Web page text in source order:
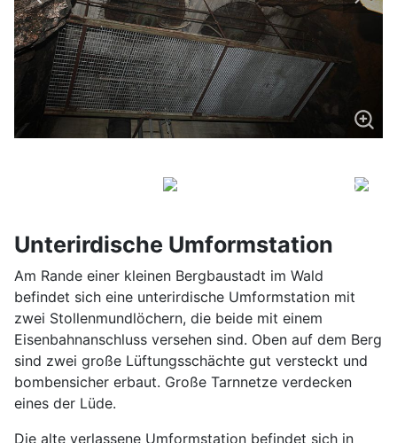
Unterirdische Umformstation
Am Rande einer kleinen Bergbaustadt im Wald
befindet sich eine unterirdische Umformstation mit
zwei Stollenmundlöchern, die beide mit einem
Eisenbahnanschluss versehen sind. Oben auf dem Berg
sind zwei große Lüftungsschächte gut versteckt und
bombensicher erbaut. Große Tarnnetze verdecken
eines der Lüde.
Die alte verlassene Umformstation befindet sich in